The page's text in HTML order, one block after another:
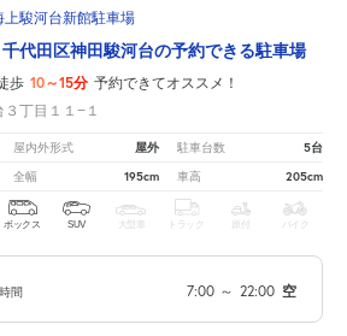
上駿河台新館駐車場
代田区神田駿河台の予約できる駐車場
歩 10～15分 予約できてオススメ！
丁目１１−１
屋内外形式 屋外 駐車台数 5台
全幅 195cm 車高 205cm
ボックス SUV 大型車 トラック 原付 バイク
時間 7:00 ～ 22:00 空